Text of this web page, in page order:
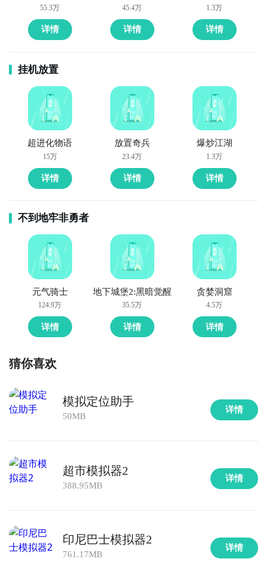
55.3万
详情
45.4万
详情
1.3万
详情
挂机放置
超进化物语
15万
详情
放置奇兵
23.4万
详情
爆炒江湖
1.3万
详情
不到地牢非勇者
元气骑士
124.9万
详情
地下城堡2:黑暗觉醒
35.5万
详情
贪婪洞窟
4.5万
详情
猜你喜欢
模拟定位助手
50MB
详情
超市模拟器2
388.95MB
详情
印尼巴士模拟器2
761.17MB
详情